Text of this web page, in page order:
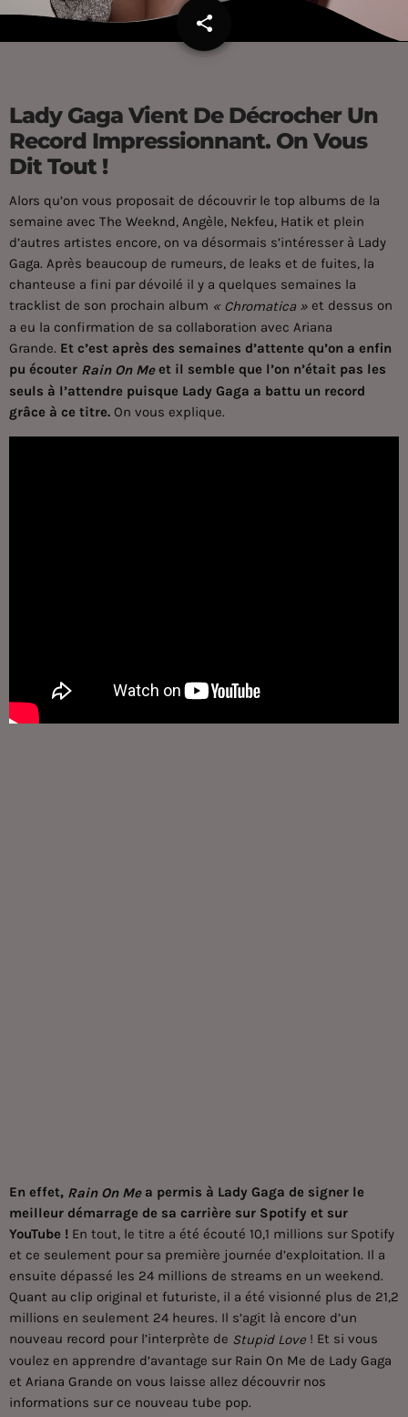
share
email
Lady Gaga Vient De Décrocher Un
Record Impressionnant. On Vous
Dit Tout !
Alors qu’on vous proposait de découvrir le top albums de la
semaine avec The Weeknd, Angèle, Nekfeu, Hatik et plein
d’autres artistes encore, on va désormais s’intéresser à Lady
Gaga. Après beaucoup de rumeurs, de leaks et de fuites, la
chanteuse a fini par dévoilé il y a quelques semaines la
tracklist de son prochain album « Chromatica » et dessus on
a eu la confirmation de sa collaboration avec Ariana
Grande. Et c’est après des semaines d’attente qu’on a enfin
pu écouter Rain On Meet il semble que l’on n’était pas les
seuls à l’attendre puisque Lady Gaga a battu un record
grâce à ce titre. On vous explique.
En effet, Rain On Mea permis à Lady Gaga de signer le
meilleur démarrage de sa carrière sur Spotify et sur
YouTube ! En tout, le titre a été écouté 10,1 millions sur Spotify
et ce seulement pour sa première journée d’exploitation. Il a
ensuite dépassé les 24 millions de streams en un weekend.
Quant au clip original et futuriste, il a été visionné plus de 21,2
millions en seulement 24 heures. Il s’agit là encore d’un
nouveau record pour l’interprète de Stupid Love ! Et si vous
voulez en apprendre d’avantage sur Rain On Me de Lady Gaga
et Ariana Grande on vous laisse allez découvrir nos
informations sur ce nouveau tube pop.